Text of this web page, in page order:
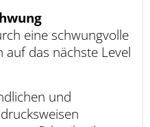
eine schwungvolle
das nächste Level
und